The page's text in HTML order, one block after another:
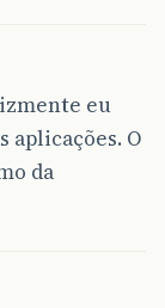
eu
aplicações. O
da